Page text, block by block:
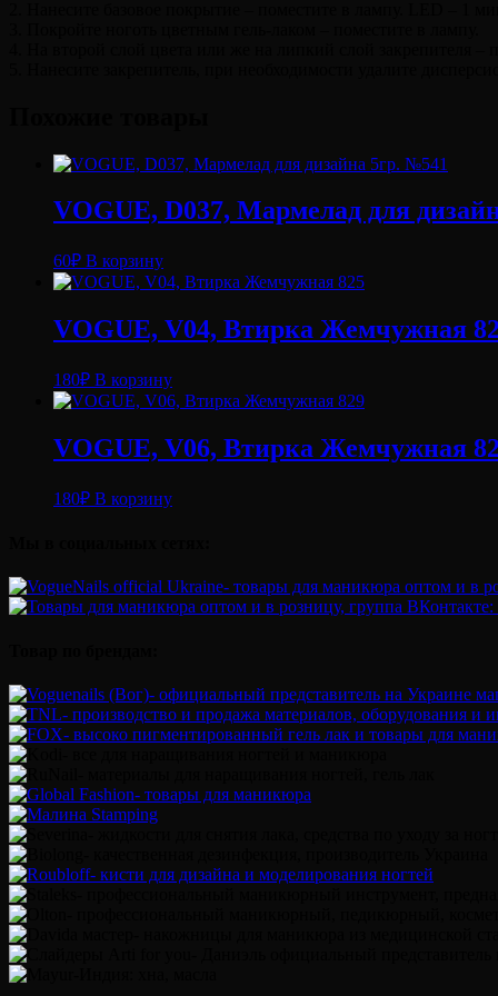
VOGUE, D037, Мармелад для
60₽ В корзину
VOGUE, V04, Втирка Жемчужная
180₽ В корзину
VOGUE, V06, Втирка Жемчужная
180₽ В корзину